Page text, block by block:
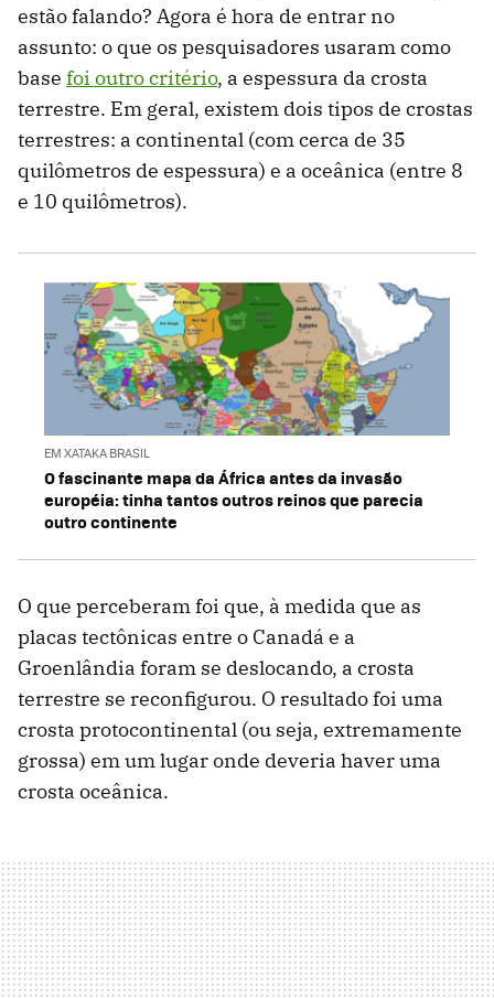
estão falando? Agora é hora de entrar no
assunto: o que os pesquisadores usaram como
base foi outro critério, a espessura da crosta
terrestre. Em geral, existem dois tipos de crostas
terrestres: a continental (com cerca de 35
quilômetros de espessura) e a oceânica (entre 8
e 10 quilômetros).
EM XATAKA BRASIL
O fascinante mapa da África antes da invasão
européia: tinha tantos outros reinos que parecia
outro continente
O que perceberam foi que, à medida que as
placas tectônicas entre o Canadá e a
Groenlândia foram se deslocando, a crosta
terrestre se reconfigurou. O resultado foi uma
crosta protocontinental (ou seja, extremamente
grossa) em um lugar onde deveria haver uma
crosta oceânica.